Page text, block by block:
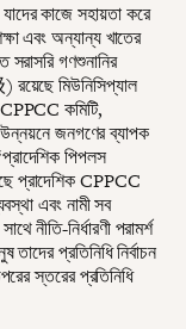
কাজে সহায়তা করে
এবং অন্যান্য খাতের
গণশুনানির
রয়েছে মিউনিসিপ্যাল
CPPCC কমিটি,
উন্নয়নে জনগণের ব্যাপক
পিপলস
প্রাদেশিক CPPCC
এবং নামী সব
নীতি-নির্ধারণী পরামর্শ
প্রতিনিধি নির্বাচন
স্তরের প্রতিনিধি